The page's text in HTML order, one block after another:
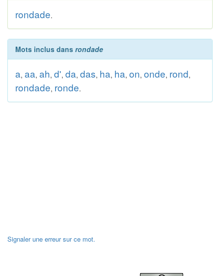
rondade.
Mots inclus dans rondade
a, aa, ah, d', da, das, ha, ha, on, onde, rond,
rondade, ronde.
Signaler une erreur sur ce mot.